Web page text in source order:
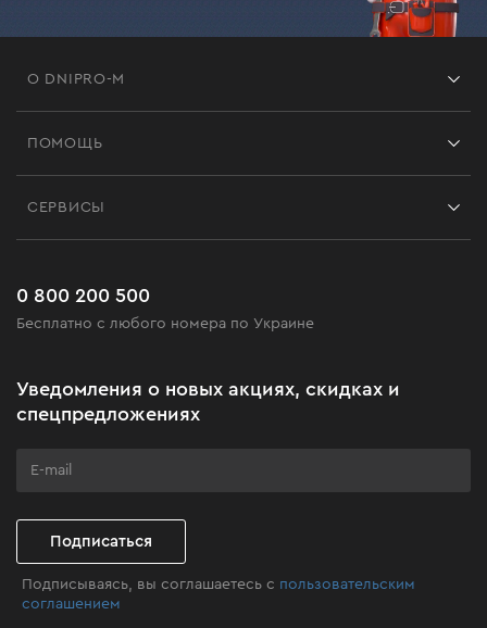
О DNIPRO-M
Черная пятница
Клуб мастерства
ПОМОЩЬ
Часто задаваемые вопросы
СЕРВИСЫ
0 800 200 500
Бесплатно с любого номера по Украине
Уведомления о новых акциях, скидках и
спецпредложениях
Подписаться
Подписываясь, вы соглашаетесь с пользовательским
соглашением